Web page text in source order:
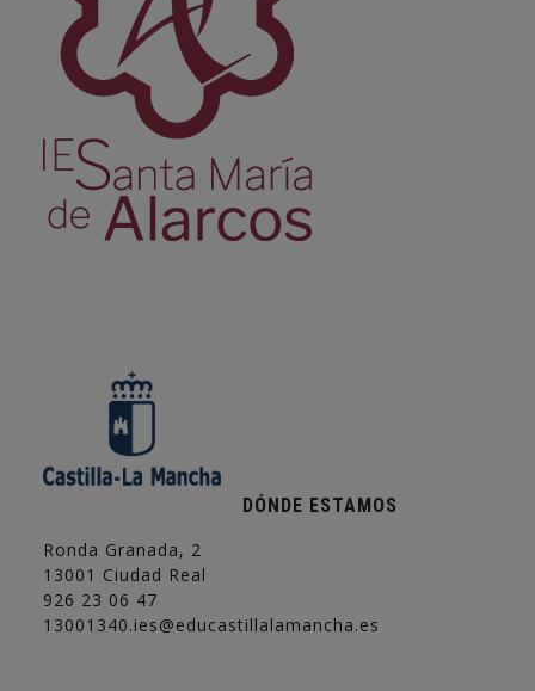
DÓNDE ESTAMOS
Ronda Granada, 2
13001 Ciudad Real
926 23 06 47
13001340.ies@educastillalamancha.es